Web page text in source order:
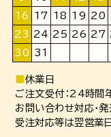
16
17 18 19 20
23 24 25 26 27
30 31
■休業日
ご注文受付：24時間
お問い合わせ対応・
受注対応等は翌営業